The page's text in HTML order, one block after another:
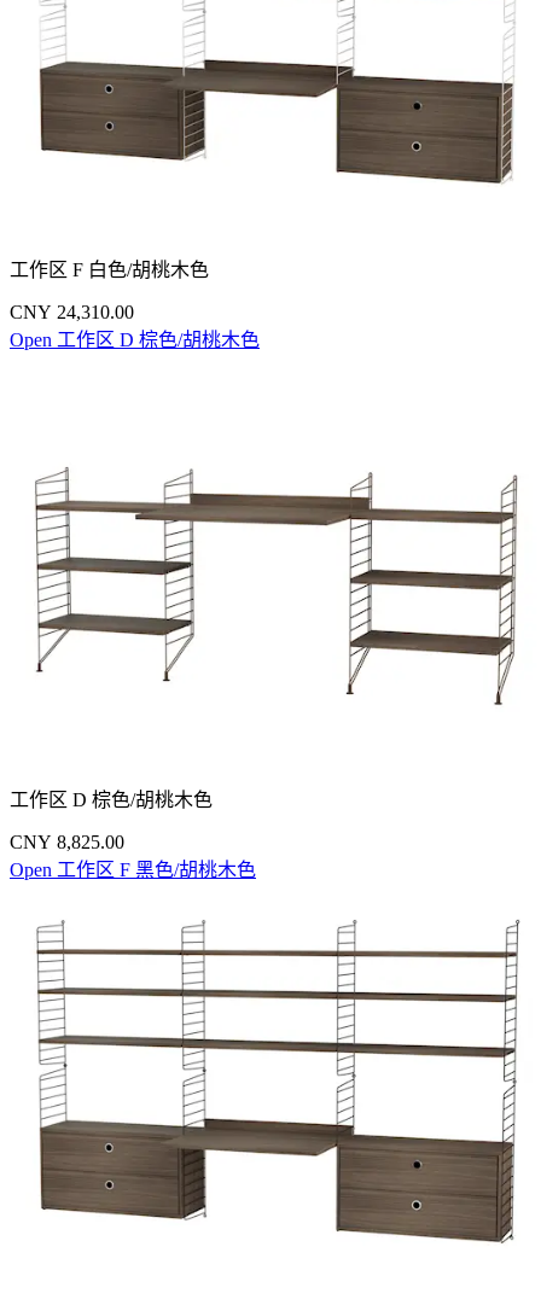
工作区 F 白色/胡桃木色
CNY 24,310.00
Open 工作区 D 棕色/胡桃木色
工作区 D 棕色/胡桃木色
CNY 8,825.00
Open 工作区 F 黑色/胡桃木色